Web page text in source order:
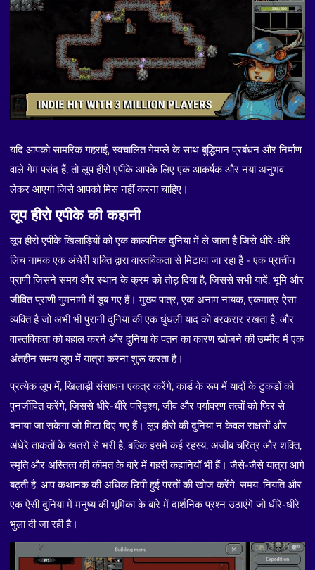
यदि आपको सामरिक गहराई, स्वचालित गेमप्ले के साथ बुद्धिमान प्रबंधन और निर्माण
वाले गेम पसंद हैं, तो लूप हीरो एपीके आपके लिए एक आकर्षक और नया अनुभव
लेकर आएगा जिसे आपको मिस नहीं करना चाहिए।
लूप हीरो एपीके की कहानी
लूप हीरो एपीके खिलाड़ियों को एक काल्पनिक दुनिया में ले जाता है जिसे धीरे-धीरे
लिच नामक एक अंधेरी शक्ति द्वारा वास्तविकता से मिटाया जा रहा है - एक प्राचीन
प्राणी जिसने समय और स्थान के क्रम को तोड़ दिया है, जिससे सभी यादें, भूमि और
जीवित प्राणी गुमनामी में डूब गए हैं। मुख्य पात्र, एक अनाम नायक, एकमात्र ऐसा
व्यक्ति है जो अभी भी पुरानी दुनिया की एक धुंधली याद को बरकरार रखता है, और
वास्तविकता को बहाल करने और दुनिया के पतन का कारण खोजने की उम्मीद में एक
अंतहीन समय लूप में यात्रा करना शुरू करता है।
प्रत्येक लूप में, खिलाड़ी संसाधन एकत्र करेंगे, कार्ड के रूप में यादों के टुकड़ों को
पुनर्जीवित करेंगे, जिससे धीरे-धीरे परिदृश्य, जीव और पर्यावरण तत्वों को फिर से
बनाया जा सकेगा जो मिटा दिए गए हैं। लूप हीरो की दुनिया न केवल राक्षसों और
अंधेरे ताकतों के खतरों से भरी है, बल्कि इसमें कई रहस्य, अजीब चरित्र और शक्ति,
स्मृति और अस्तित्व की कीमत के बारे में गहरी कहानियाँ भी हैं। जैसे-जैसे यात्रा आगे
बढ़ती है, आप कथानक की अधिक छिपी हुई परतों की खोज करेंगे, समय, नियति और
एक ऐसी दुनिया में मनुष्य की भूमिका के बारे में दार्शनिक प्रश्न उठाएंगे जो धीरे-धीरे
भुला दी जा रही है।